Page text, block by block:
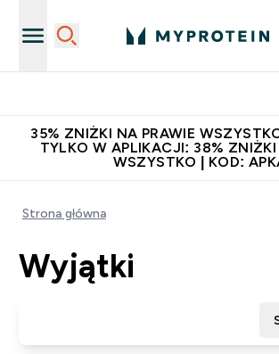
35% ZNIŻKI NA PRAWIE
TYLKO W APLIKACJI: 38% ZNIŻKI
WSZYSTKO | KOD:
Strona główna
Wyjątki